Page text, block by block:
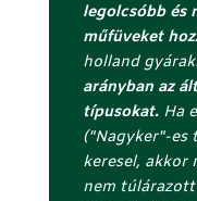
legolcsóbb és
műfüveket
holland
arányban az
típusokat. Ha
("Nagyker"-es
keresel, akkor
nem